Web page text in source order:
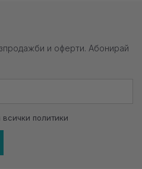
и оферти. Абонирай
политики